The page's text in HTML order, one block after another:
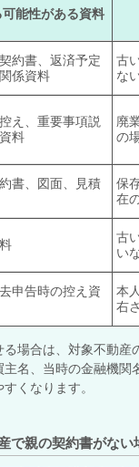
能性がある資料
約書、返済予定
係資料
古
な
え、重要事項説
料
廃
の
書、図面、見積
保
在
古
い
申告時の控え資
本
右
場合は、対象不動産
名、当時の金融機関
くなります。
で親の契約書がない